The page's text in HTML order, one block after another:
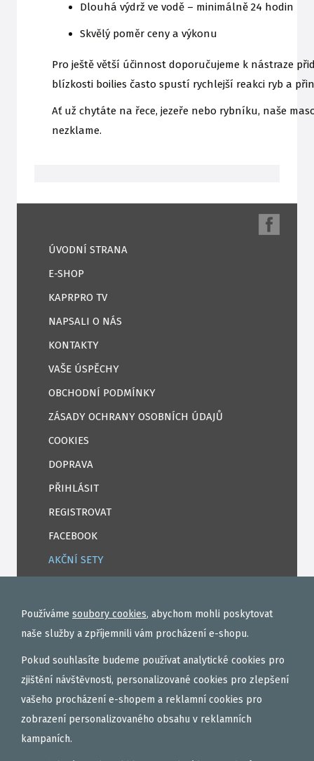
Dlouhá výdrž ve vodě – minimálně 24 hodin
Skvělý poměr ceny a výkonu
Pro ještě větší účinnost doporučujeme k nástraze
blízkosti boilies často spustí rychlejší reakci ryb a
Ať už chytáte na řece, jezeře nebo rybníku, naše
nezklame.
ÚVODNÍ STRANA
E-SHOP
KAPRPRO TV
NAPSALI O NÁS
KONTAKTY
VAŠE ÚSPĚCHY
OBCHODNÍ PODMÍNKY
ZÁSADY OCHRANY OSOBNÍCH ÚDAJŮ
COOKIES
DOPRAVA
PŘIHLÁSIT
REGISTROVAT
FACEBOOK
AKČNÍ SETY
EXTRUDY
VNADÍCÍ, KRMÍTKOVÉ SMĚSI
FEEDER / LEHKÁ KAPRAŘINA
PVA PUNČOCHY A SÁČKY
ZÁTĚŽE, KRMÍTKA
OBLEČENÍ
Používáme soubory cookies, abychom mohli poskytovat
naše služby a zpříjemnili vám procházení e-shopu.
Pokud souhlasíte budeme používat analytické cookies pro
zjištění návštěvnosti, personalizované cookies pro zlepšení
vašeho procházení e-shopem a reklamní cookies pro
zobrazení personalizovaného obsahu v reklamních
kampaních.